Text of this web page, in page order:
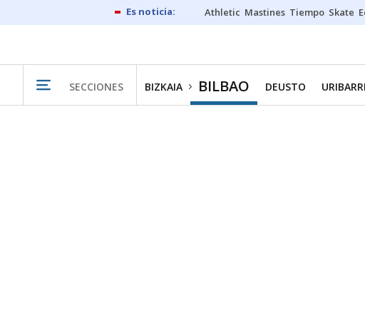
Athletic Mastines Tiempo Skate
SECCIONES BIZKAIA BILBAO DEUSTO URIBARRI